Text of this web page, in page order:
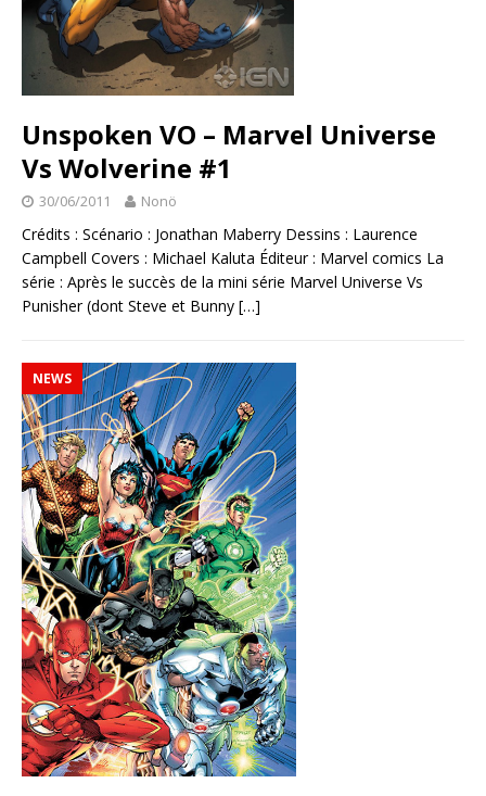
Unspoken VO – Marvel Universe
Vs Wolverine #1
30/06/2011 Nonö
Crédits : Scénario : Jonathan Maberry Dessins : Laurence
Campbell Covers : Michael Kaluta Éditeur : Marvel comics La
série : Après le succès de la mini série Marvel Universe Vs
Punisher (dont Steve et Bunny […]
NEWS